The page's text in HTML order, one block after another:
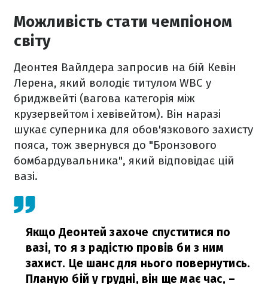
Можливість стати чемпіоном
світу
Деонтея Вайлдера запросив на бій Кевін
Лерена, який володіє титулом WBC у
бриджвейті (вагова категорія між
крузервейтом і хевівейтом). Він наразі
шукає суперника для обов'язкового захисту
пояса, тож звернувся до "Бронзового
бомбардувальника", який відповідає цій
вазі.
Якщо Деонтей захоче спуститися по
вазі, то я з радістю провів би з ним
захист. Це шанс для нього повернутись.
Планую бій у грудні, він ще має час, –